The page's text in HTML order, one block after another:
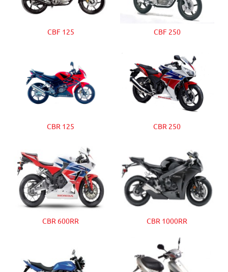
CBF 125 CBF 250
CBR 125 CBR 250
CBR 600RR CBR 1000RR